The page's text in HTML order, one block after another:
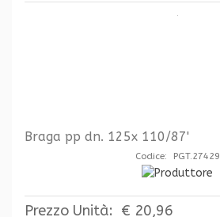
Braga pp dn. 125x 110/87'
Codice: PGT.27429
Prezzo Unità: € 20,96